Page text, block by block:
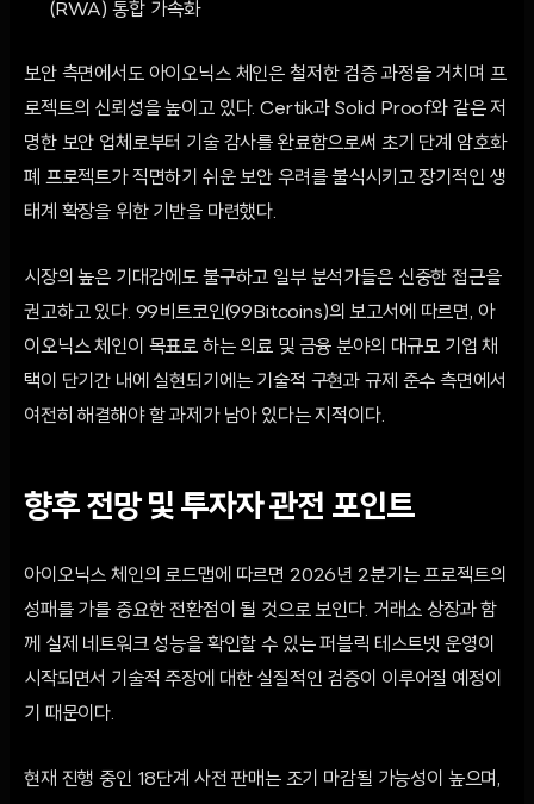
(RWA) 통합 가속화
보안 측면에서도 아이오닉스 체인은 철저한 검증 과정을 거치며 프
로젝트의 신뢰성을 높이고 있다. Certik과 Solid Proof와 같은 저
명한 보안 업체로부터 기술 감사를 완료함으로써 초기 단계 암호화
폐 프로젝트가 직면하기 쉬운 보안 우려를 불식시키고 장기적인 생
태계 확장을 위한 기반을 마련했다.
시장의 높은 기대감에도 불구하고 일부 분석가들은 신중한 접근을
권고하고 있다. 99비트코인(99Bitcoins)의 보고서에 따르면, 아
이오닉스 체인이 목표로 하는 의료 및 금융 분야의 대규모 기업 채
택이 단기간 내에 실현되기에는 기술적 구현과 규제 준수 측면에서
여전히 해결해야 할 과제가 남아 있다는 지적이다.
향후 전망 및 투자자 관전 포인트
아이오닉스 체인의 로드맵에 따르면 2026년 2분기는 프로젝트의
성패를 가를 중요한 전환점이 될 것으로 보인다. 거래소 상장과 함
께 실제 네트워크 성능을 확인할 수 있는 퍼블릭 테스트넷 운영이
시작되면서 기술적 주장에 대한 실질적인 검증이 이루어질 예정이
기 때문이다.
현재 진행 중인 18단계 사전 판매는 조기 마감될 가능성이 높으며,